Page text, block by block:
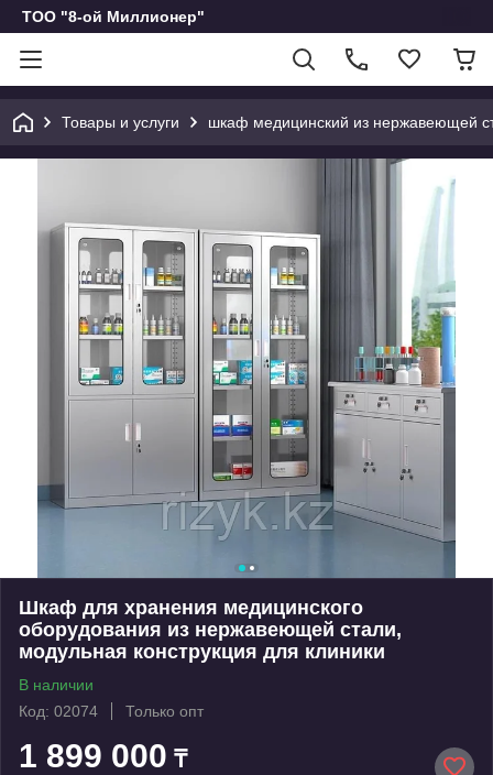
ТОО "8-ой Миллионер"
Товары и услуги шкаф медицинский из нержавеющей
Шкаф для хранения медицинского
оборудования из нержавеющей стали,
модульная конструкция для клиники
В наличии
Код: 02074
Только опт
1 899 000 ₸